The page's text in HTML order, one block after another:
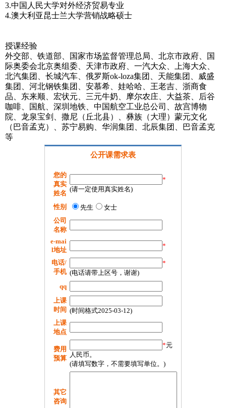
3.中国人民大学对外经济贸易专业
4.澳大利亚昆士兰大学营销战略硕士
授课经验
外交部、铁道部、国家市场监督管理总局、北京市政府、国
际奥委会北京奥组委、天津市政府、一汽大众、上海大众、
北汽集团、长城汽车、俄罗斯ok-loza集团、天能集团、威盛
集团、河北钢铁集团、安慕希、娃哈哈、王老吉、浙商食
品、东来顺、宏状元、三元牛奶、摩尔农庄、大益茶、后谷
咖啡、国航、深圳地铁、中国航空工业总公司、故宫博物
院、龙泉宝剑、撒尼（丘北县）、彝族（大理）蒙元文化
（巴音孟克）、苏宁易购、华润集团、北辰集团、巴音孟克
等
公开课需求表
您的
真实
姓名
*
(请一定使用真实姓名)
性别 先生
女士
公司
名称
e-mai
l地址
*
电话/
手机
*
(电话请带上区号，谢谢)
qq
上课
时间 (时间格式2025-03-12)
上课
地点
费用
预算
*元
人民币。
(请填写数字，不需要填写单位。)
其它
咨询